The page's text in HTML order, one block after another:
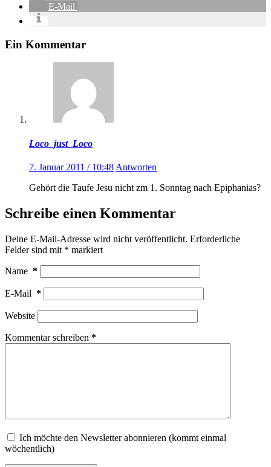
E-Mail
Ein Kommentar
Loco_just_Loco
7. Januar 2011 / 10:48 Antworten
Gehört die Taufe Jesu nicht zm 1. Sonntag nach Epiphanias?
Schreibe einen Kommentar
Deine E-Mail-Adresse wird nicht veröffentlicht. Erforderliche
Felder sind mit * markiert
Name *
E-Mail *
Website
Kommentar schreiben *
Ich möchte den Newsletter abonnieren (kommt einmal
wöchentlich)